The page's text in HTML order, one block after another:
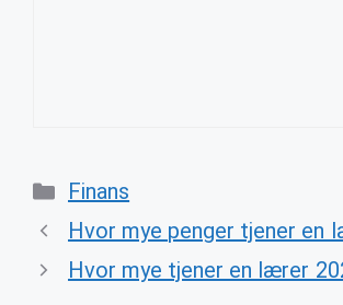
Categories
Finans
Hvor mye penger tjener en
Hvor mye tjener en lærer